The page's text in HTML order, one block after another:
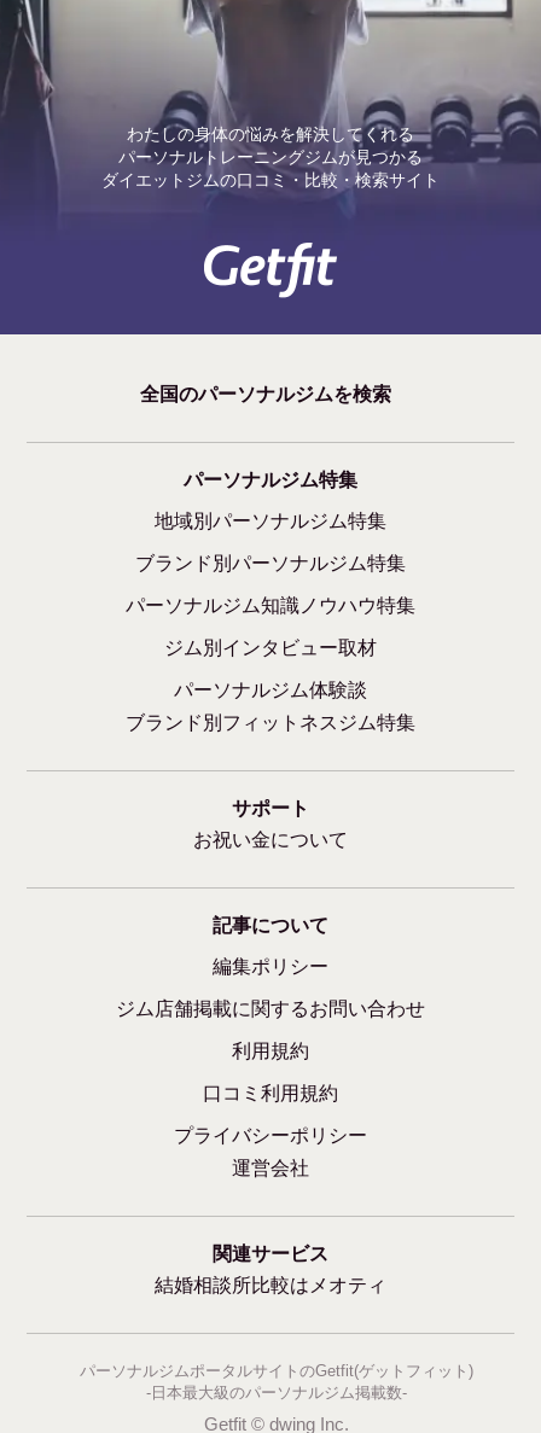
わたしの身体の悩みを解決してくれる
パーソナルトレーニングジムが見つかる
ダイエットジムの口コミ・比較・検索サイト
全国のパーソナルジムを検索
パーソナルジム特集
地域別パーソナルジム特集
ブランド別パーソナルジム特集
パーソナルジム知識ノウハウ特集
ジム別インタビュー取材
パーソナルジム体験談
ブランド別フィットネスジム特集
サポート
お祝い金について
記事について
編集ポリシー
ジム店舗掲載に関するお問い合わせ
利用規約
口コミ利用規約
プライバシーポリシー
運営会社
関連サービス
結婚相談所比較はメオティ
パーソナルジムポータルサイトのGetfit(ゲットフィット)
-日本最大級のパーソナルジム掲載数-
Getfit © dwing Inc.